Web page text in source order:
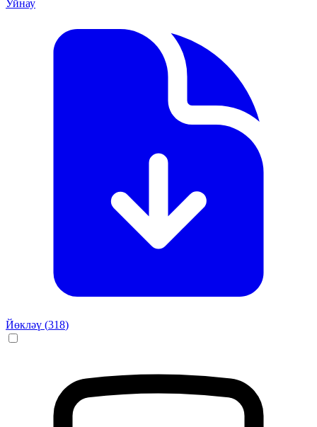
Уйнау
Йөкләү (318)